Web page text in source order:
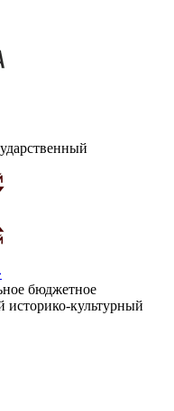
бюджетное
историко-культурный